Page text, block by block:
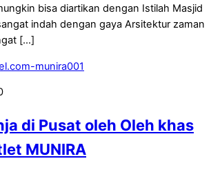
bisa diartikan dengan Istilah Masjid
indah dengan gaya Arsitektur zaman
[…]
di Pusat oleh Oleh khas
MUNIRA